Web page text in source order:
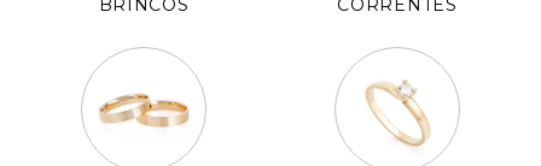
BRINCOS CORRENTES